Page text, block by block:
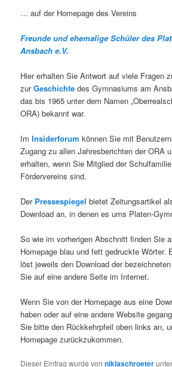
… auf der Homepage des Vereins
Freunde und ehemaligeSchüler des
Ansbach e.V.
Hier erhalten Sie Antwort auf viele Fragen
zurGeschichte des Gymnasiums am
das bis 1965 unter dem Namen
ORA) bekannt war.
ImInsiderforum können Sie mit
Zugang zu allen Jahresberichten der ORA
erhalten, wenn Sie Mitglied der
Fördervereins sind.
Der Pressespiegel bietet Zeitungsartikel
Download an, in denen es ums Platen-
So wie im vorherigen Abschnitt finden Sie
Homepage blau und fett gedruckte Wörter.
löst jeweils den Download der
Sie auf eine andere Seite im Internet.
Wenn Sie von der Homepage aus eine
haben oder auf eine andere Website
Sie bitte den Rückkehrpfeil oben links an,
Homepage zurückzukommen.
Dieser Eintrag wurde vonniklaschroeter